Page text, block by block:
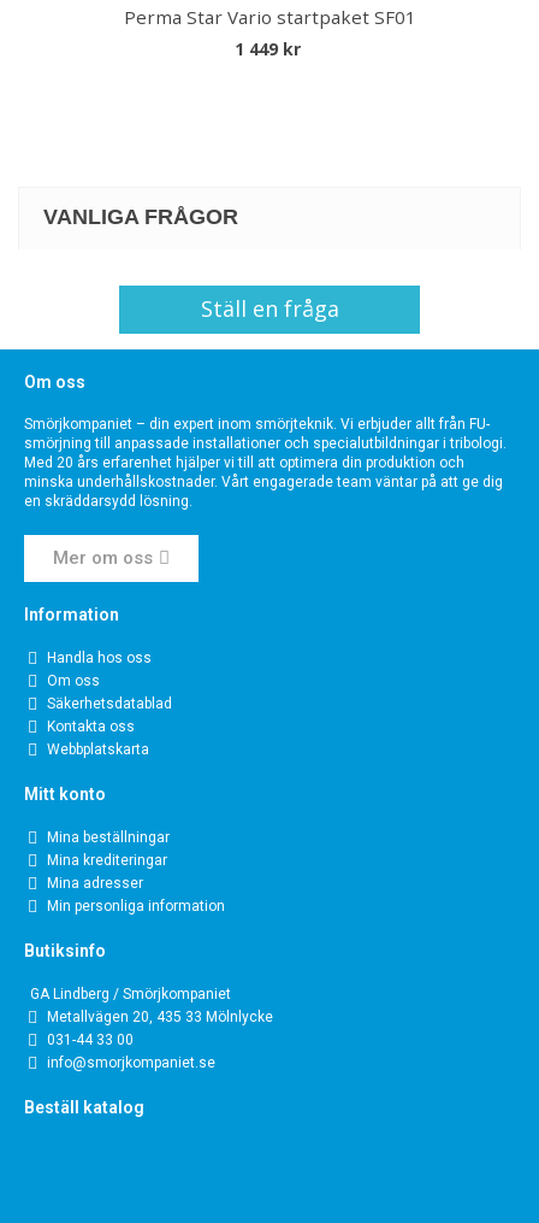
Perma Star Vario startpaket SF01
1 449 kr
VANLIGA FRÅGOR
Ställ en fråga
Om oss
Smörjkompaniet – din expert inom smörjteknik. Vi erbjuder allt från FU-
smörjning till anpassade installationer och specialutbildningar i tribologi.
Med 20 års erfarenhet hjälper vi till att optimera din produktion och
minska underhållskostnader. Vårt engagerade team väntar på att ge dig
en skräddarsydd lösning.
Mer om oss
Information
Handla hos oss
Om oss
Säkerhetsdatablad
Kontakta oss
Webbplatskarta
Mitt konto
Mina beställningar
Mina krediteringar
Mina adresser
Min personliga information
Butiksinfo
GA Lindberg / Smörjkompaniet
Metallvägen 20, 435 33 Mölnlycke
031-44 33 00
info@smorjkompaniet.se
Beställ katalog